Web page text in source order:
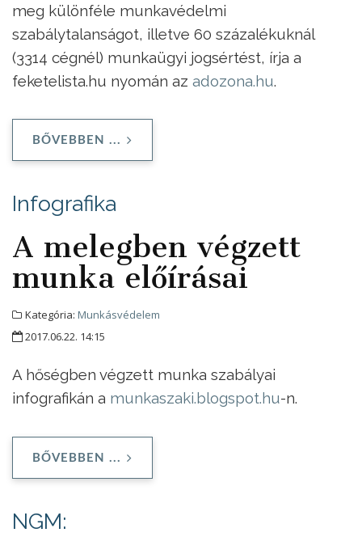
meg különféle munkavédelmi
szabálytalanságot, illetve 60 százalékuknál
(3314 cégnél) munkaügyi jogsértést, írja a
feketelista.hu nyomán az adozona.hu.
BŐVEBBEN ...
Infografika
A melegben végzett
munka előírásai
Kategória: Munkásvédelem
2017.06.22. 14:15
A hőségben végzett munka szabályai
infografikán a munkaszaki.blogspot.hu-n.
BŐVEBBEN ...
NGM: